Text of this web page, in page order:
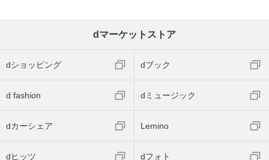
dマーケットストア
dショッピング dブック
d fashion dミュージック
dカーシェア Lemino
dヒッツ dフォト